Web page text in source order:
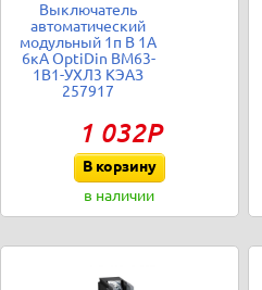
Выключатель
автоматический
модульный 1п B 1А
6кА OptiDin BM63-
1B1-УХЛ3 КЭАЗ
257917
1 032Р
В корзину
в наличии